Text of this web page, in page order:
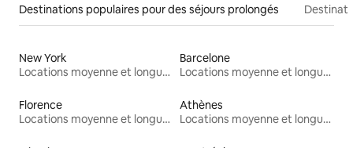
Destinations populaires pour des séjours prolongés
New York
Locations moyenne et longue durée
Barcelone
Locations moyenne et longue durée
Florence
Locations moyenne et longue durée
Athènes
Locations moyenne et longue durée